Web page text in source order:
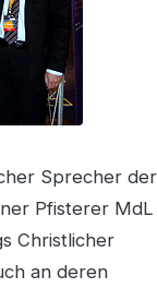
Sprecher der
Pfisterer MdL
Christlicher
an deren